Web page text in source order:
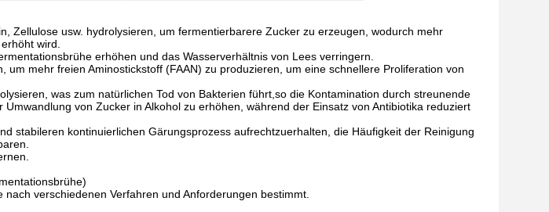
Zellulose usw. hydrolysieren, um fermentierbarere Zucker zu erzeugen, wodurch mehr
wird.
erhöhen und das Wasserverhältnis von Lees verringern.
um mehr freien Aminostickstoff (FAAN) zu produzieren, um eine schnellere Proliferation von
was zum natürlichen Tod von Bakterien führt,so die Kontamination durch streunende
von Zucker in Alkohol zu erhöhen, während der Einsatz von Antibiotika reduziert
stabileren kontinuierlichen Gärungsprozess aufrechtzuerhalten, die Häufigkeit der Reinigung
verschiedenen Verfahren und Anforderungen bestimmt.